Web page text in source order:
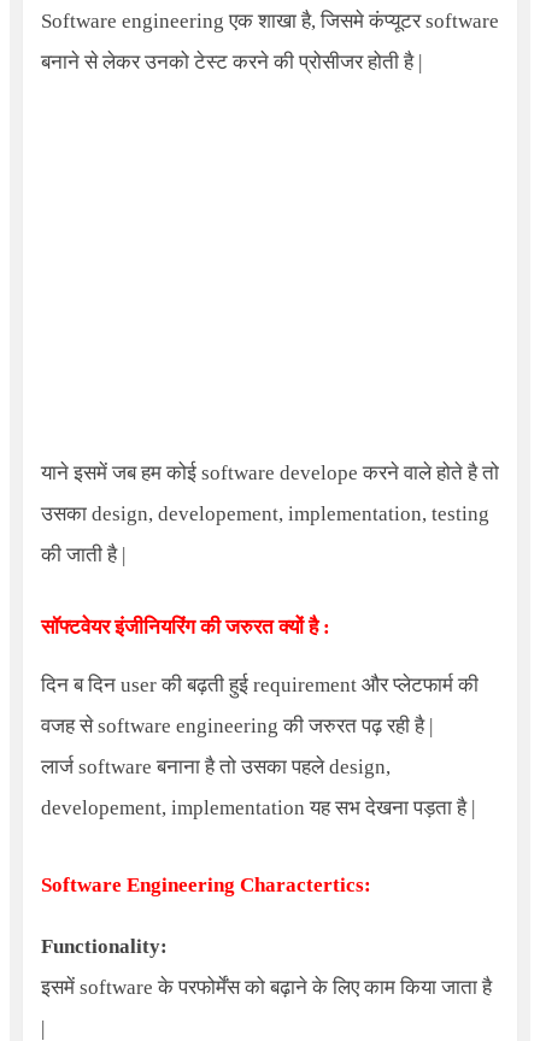
Software engineering एक शाखा है, जिसमे कंप्यूटर software
बनाने से लेकर उनको टेस्ट करने की प्रोसीजर होती है |
याने इसमें जब हम कोई software develope करने वाले होते है तो
उसका design, developement, implementation, testing
की जाती है |
सॉफ्टवेयर इंजीनियरिंग की जरुरत क्यों है :
दिन ब दिन user की बढ़ती हुई requirement और प्लेटफार्म की
वजह से software engineering की जरुरत पढ़ रही है |
लार्ज software बनाना है तो उसका पहले design,
developement, implementation यह सभ देखना पड़ता है |
Software Engineering Charactertics:
Functionality:
इसमें software के परफोर्मेंस को बढ़ाने के लिए काम किया जाता है
|